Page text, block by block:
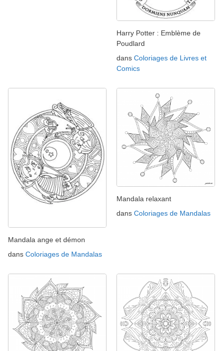
Harry Potter : Emblème de
Poudlard
dans Coloriages de Livres et
Comics
Mandala ange et démon
dans Coloriages de Mandalas
Mandala relaxant
dans Coloriages de Mandalas